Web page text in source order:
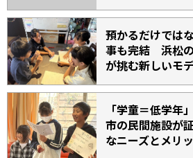
預かるだけでは
事も完結 浜松
が挑む新しいモ
「学童＝低学
市の民間施設が
なニーズとメリ